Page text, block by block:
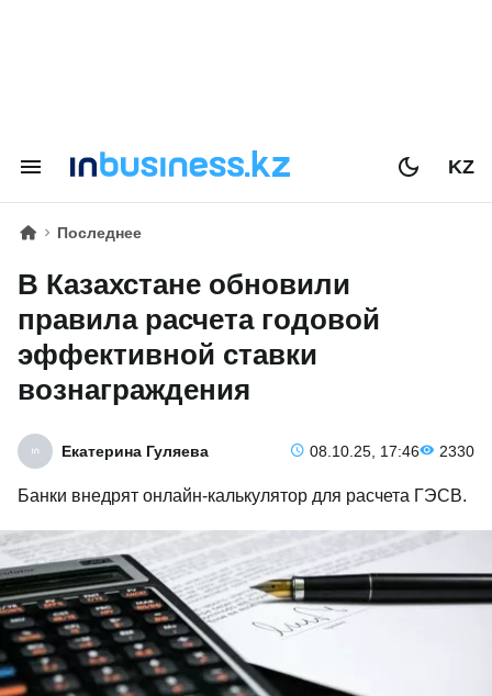
KZ
Последнее
В Казахстане обновили
правила расчета годовой
эффективной ставки
вознаграждения
Екатерина Гуляева 08.10.25, 17:46 2330
Банки внедрят онлайн-калькулятор для расчета ГЭСВ.